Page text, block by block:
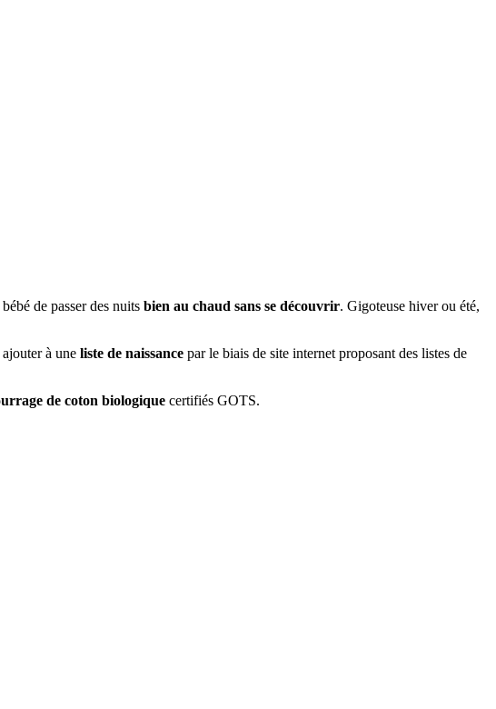
de passer des nuits bien au chaud sans se découvrir. Gigoteuse hiver ou été,
à une liste de naissance par le biais de site internet proposant des listes de
de coton biologique certifiés GOTS.